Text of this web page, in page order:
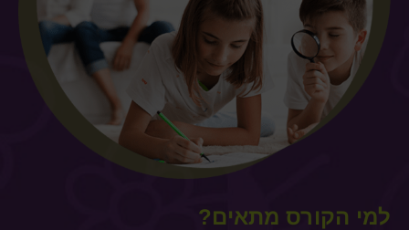
למי הקורס מתאים?